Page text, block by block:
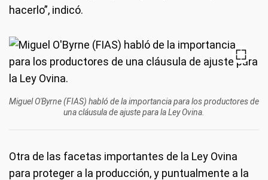
hacerlo”, indicó.
Miguel O'Byrne (FIAS) habló de la importancia para los productores de
una cláusula de ajuste para la Ley Ovina.
Otra de las facetas importantes de la Ley Ovina
para proteger a la producción, y puntualmente a la